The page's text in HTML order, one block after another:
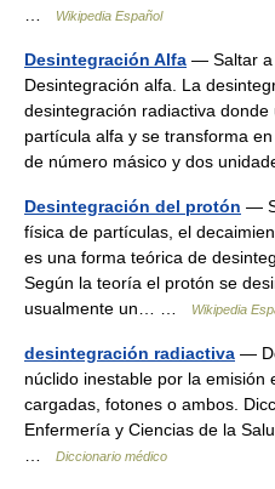
Wikipedia Español
Desintegración Alfa — Saltar a
Desintegración alfa. La
desintegración radiactiva
partícula alfa y se transforma
de número másico y dos
Desintegración del protón —
física de partículas, el
es una forma teórica de
Según la teoría el protón se
usualmente un… …
Wikipedia
desintegración radiactiva —
núclido inestable por la emisión
cargadas, fotones o ambos.
Enfermería y Ciencias de la
Diccionario médico